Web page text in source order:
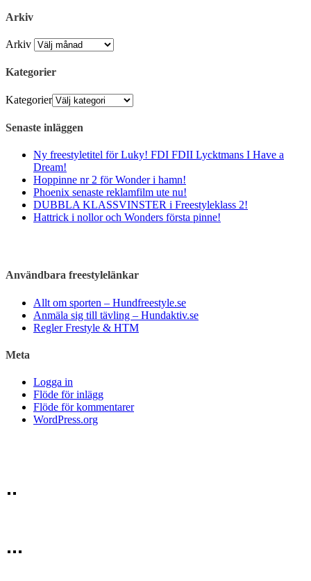
Arkiv
Arkiv
Kategorier
Kategorier
Senaste inläggen
Ny freestyletitel för Luky! FDI FDII Lycktmans I Have a
Dream!
Hoppinne nr 2 för Wonder i hamn!
Phoenix senaste reklamfilm ute nu!
DUBBLA KLASSVINSTER i Freestyleklass 2!
Hattrick i nollor och Wonders första pinne!
Användbara freestylelänkar
Allt om sporten – Hundfreestyle.se
Anmäla sig till tävling – Hundaktiv.se
Regler Frestyle & HTM
Meta
Logga in
Flöde för inlägg
Flöde för kommentarer
WordPress.org